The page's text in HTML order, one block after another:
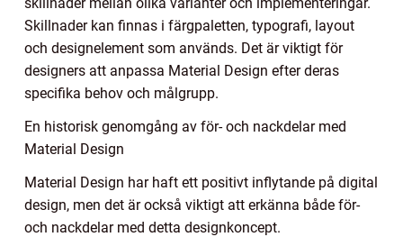
Skillnader kan finnas i färgpaletten, typografi, layout
och designelement som används. Det är viktigt för
designers att anpassa Material Design efter deras
specifika behov och målgrupp.
En historisk genomgång av för- och nackdelar med
Material Design
Material Design har haft ett positivt inflytande på digital
design, men det är också viktigt att erkänna både för-
och nackdelar med detta designkoncept.